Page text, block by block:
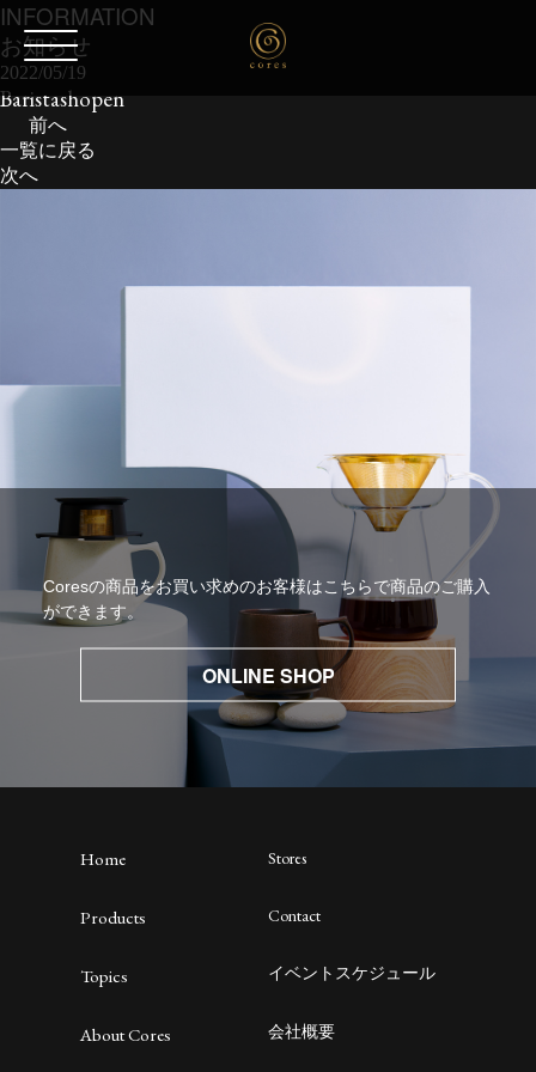
INFORMATION
お知らせ
2022/05/19
Baristashopen
前へ
一覧に戻る
次へ
Coresの商品をお買い求めのお客様はこちらで商品のご購入
ができます。
ONLINE SHOP
Home
Products
Topics
About Cores
Stores
Contact
イベントスケジュール
会社概要